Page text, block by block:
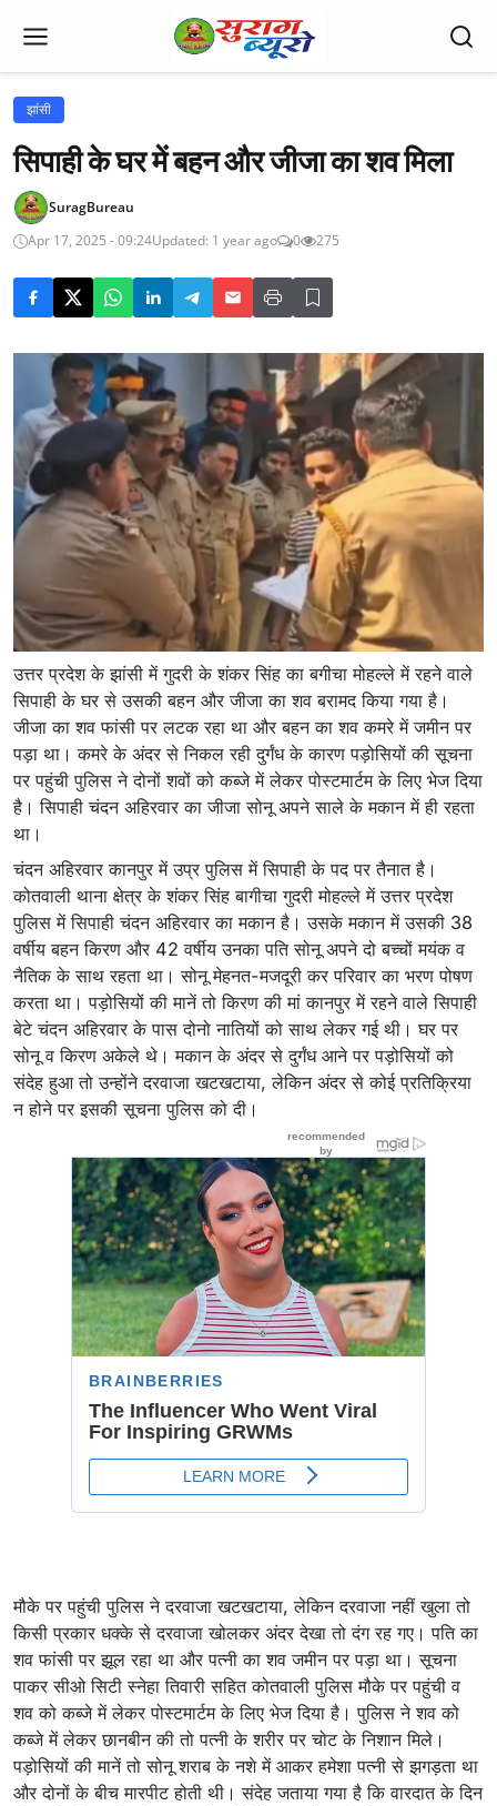
झांसी
सिपाही के घर में बहन और जीजा का शव मिला
SuragBureau
Apr 17, 2025 - 09:24Updated: 1 year ago 0 275
उत्तर प्रदेश के झांसी में गुदरी के शंकर सिंह का बगीचा मोहल्ले में रहने वाले
सिपाही के घर से उसकी बहन और जीजा का शव बरामद किया गया है।
जीजा का शव फांसी पर लटक रहा था और बहन का शव कमरे में जमीन पर
पड़ा था। कमरे के अंदर से निकल रही दुर्गंध के कारण पड़ोसियों की सूचना
पर पहुंची पुलिस ने दोनों शवों को कब्जे में लेकर पोस्टमार्टम के लिए भेज दिया
है। सिपाही चंदन अहिरवार का जीजा सोनू अपने साले के मकान में ही रहता
था।
चंदन अहिरवार कानपुर में उप्र पुलिस में सिपाही के पद पर तैनात है।
कोतवाली थाना क्षेत्र के शंकर सिंह बागीचा गुदरी मोहल्ले में उत्तर प्रदेश
पुलिस में सिपाही चंदन अहिरवार का मकान है। उसके मकान में उसकी 38
वर्षीय बहन किरण और 42 वर्षीय उनका पति सोनू अपने दो बच्चों मयंक व
नैतिक के साथ रहता था। सोनू मेहनत-मजदूरी कर परिवार का भरण पोषण
करता था। पड़ोसियों की मानें तो किरण की मां कानपुर में रहने वाले सिपाही
बेटे चंदन अहिरवार के पास दोनो नातियों को साथ लेकर गई थी। घर पर
सोनू व किरण अकेले थे। मकान के अंदर से दुर्गंध आने पर पड़ोसियों को
संदेह हुआ तो उन्होंने दरवाजा खटखटाया, लेकिन अंदर से कोई प्रतिक्रिया
न होने पर इसकी सूचना पुलिस को दी।
मौके पर पहुंची पुलिस ने दरवाजा खटखटाया, लेकिन दरवाजा नहीं खुला तो
किसी प्रकार धक्के से दरवाजा खोलकर अंदर देखा तो दंग रह गए। पति का
शव फांसी पर झूल रहा था और पत्नी का शव जमीन पर पड़ा था। सूचना
पाकर सीओ सिटी स्नेहा तिवारी सहित कोतवाली पुलिस मौके पर पहुंची व
शव को कब्जे में लेकर पोस्टमार्टम के लिए भेज दिया है। पुलिस ने शव को
कब्जे में लेकर छानबीन की तो पत्नी के शरीर पर चोट के निशान मिले।
पड़ोसियों की मानें तो सोनू शराब के नशे में आकर हमेशा पत्नी से झगड़ता था
और दोनों के बीच मारपीट होती थी। संदेह जताया गया है कि वारदात के दिन